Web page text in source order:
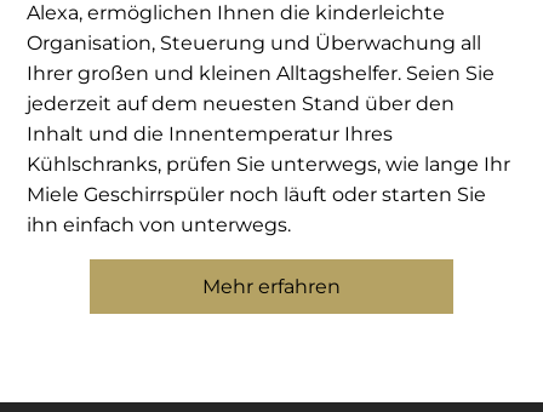
Alexa, ermöglichen Ihnen die kinderleichte
Organisation, Steuerung und Überwachung all
Ihrer großen und kleinen Alltagshelfer. Seien Sie
jederzeit auf dem neuesten Stand über den
Inhalt und die Innentemperatur Ihres
Kühlschranks, prüfen Sie unterwegs, wie lange Ihr
Miele Geschirrspüler noch läuft oder starten Sie
ihn einfach von unterwegs.
Mehr erfahren